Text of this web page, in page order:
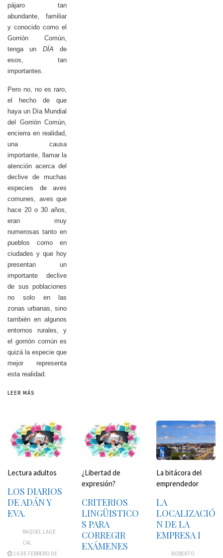
pájaro tan
abundante, familiar
y conocido como el
Gorrión Común,
tenga un DÍA de
esos, tan
importantes.
Pero no, no es raro,
el hecho de que
haya un Día Mundial
del Gorrión Común,
encierra en realidad,
una causa
importante, llamar la
atención acerca del
declive de muchas
especies de aves
comunes, aves que
hace 20 o 30 años,
eran muy
numerosas tanto en
pueblos como en
ciudades y que hoy
presentan un
importante declive
de sus poblaciones
no solo en las
zonas urbanas, sino
también en algunos
entornos rurales, y
el gorrión común es
quizá la especie que
mejor representa
esta realidad.
LEER MÁS
Lectura adultos
LOS DIARIOS
DE ADÁN Y
EVA.
RAQUEL LAGE
CAL
16 DE FEBRERO DE
¿Libertad de
expresión?
CRITERIOS
LINGÜISTICO
S PARA
CORREGIR
EXÁMENES
La bitácora del
emprendedor
LA
LOCALIZACIÓ
N DE LA
EMPRESA I
ROBERTO